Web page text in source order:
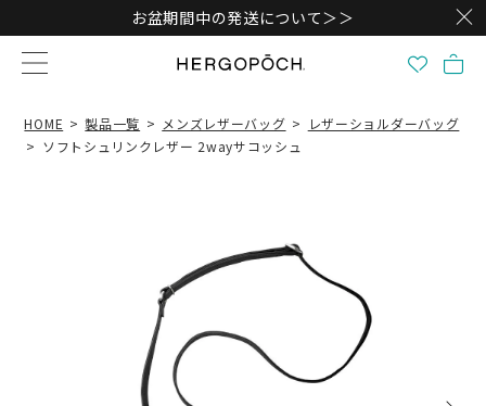
お盆期間中の発送について＞＞
HOME 製品一覧 メンズレザーバッグ
レザーショルダーバッグ
ソフトシュリンクレザー 2wayサコッシュ